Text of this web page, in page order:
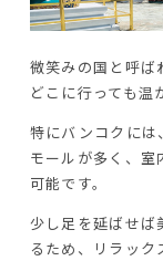
微笑みの国と呼ば
どこに行っても温
特にバンコクに
モールが多く、
可能です。
少し足を延ばせば
るため、リラッ